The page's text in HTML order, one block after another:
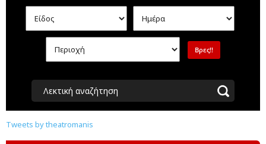
Λεκτική αναζήτηση
Tweets by theatromanis